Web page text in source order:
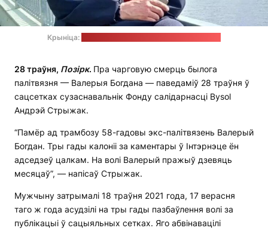
Крыніца:
28 траўня, Позірк. Пра чарговую смерць былога
палітвязня — Валерыя Богдана — паведаміў 28 траўня ў
сацсетках сузаснавальнік Фонду салідарнасці Bysol
Андрэй Стрыжак.
“Памёр ад трамбозу 58-гадовы экс-палітвязень Валерый
Богдан. Тры гады калоніі за каментары ў Інтэрнэце ён
адседзеў цалкам. На волі Валерый пражыў дзевяць
месяцаў”, — напісаў Стрыжак.
Мужчыну затрымалі 18 траўня 2021 года, 17 верасня
таго ж года асудзілі на тры гады пазбаўлення волі за
публікацыі ў сацыяльных сетках. Яго абвінавацілі